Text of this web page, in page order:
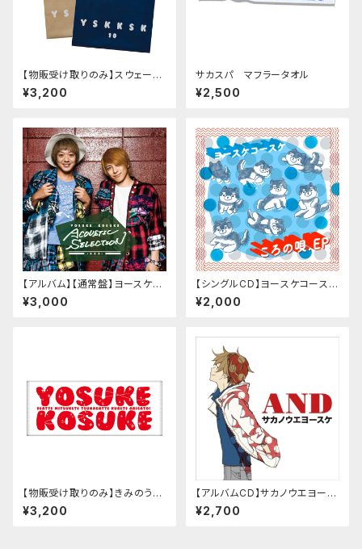
【物販受け取りのみ】スウェード
調巾着袋（2枚セット）
¥3,200
サカスパ マフラータオル
¥2,500
【アルバム】【通常盤】ヨースケコ
ースケ「YOSUKE KOSUKE A
COUSTIC SELECTION」
¥3,000
【シングルCD】ヨースケコースケ
「ころの唄.ep」
¥2,000
【物販受け取りのみ】きみのうた
タオル
¥3,200
【アルバムCD】サカノウエヨース
ケ「AND」
¥2,700